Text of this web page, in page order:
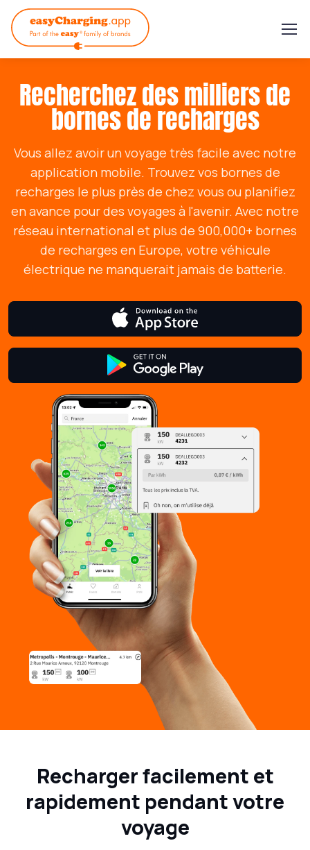
Recherchez des milliers de
bornes de recharges
Vous allez avoir un voyage très facile avec notre
application mobile. Trouvez vos bornes de
recharges le plus près de chez vous ou planifiez
en avance pour des voyages à l'avenir. Avec notre
réseau international et plus de 900,000+ bornes
de recharges en Europe, votre véhicule
électrique ne manquerait jamais de batterie.
Recharger facilement et
rapidement pendant votre
voyage